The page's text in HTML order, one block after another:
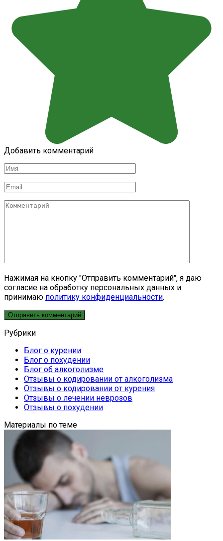
Добавить комментарий
Имя
Email
Комментарий
Нажимая на кнопку "Отправить комментарий", я даю
согласие на обработку персональных данных и
принимаю политику конфиденциальности.
Рубрики
Блог о курении
Блог о похудении
Блог об алкоголизме
Отзывы о кодировании от алкоголизма
Отзывы о кодировании от курения
Отзывы о лечении неврозов
Отзывы о похудении
Материалы по теме